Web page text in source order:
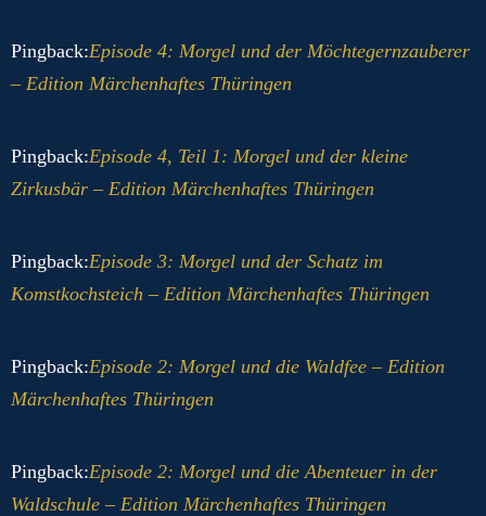
Pingback:Episode 4: Morgel und der Möchtegernzauberer
– Edition Märchenhaftes Thüringen
Pingback:Episode 4, Teil 1: Morgel und der kleine
Zirkusbär – Edition Märchenhaftes Thüringen
Pingback:Episode 3: Morgel und der Schatz im
Komstkochsteich – Edition Märchenhaftes Thüringen
Pingback:Episode 2: Morgel und die Waldfee – Edition
Märchenhaftes Thüringen
Pingback:Episode 2: Morgel und die Abenteuer in der
Waldschule – Edition Märchenhaftes Thüringen